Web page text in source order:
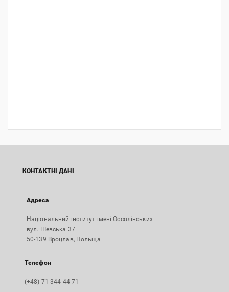
КОНТАКТНІ ДАНІ
Адреса
Національний інститут імені Оссолінських
вул. Шевська 37
50-139 Вроцлав, Польща
Телефон
(+48) 71 344 44 71